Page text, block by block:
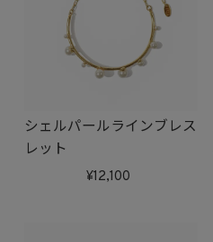
シェルパールラインブレス
レット
12,100